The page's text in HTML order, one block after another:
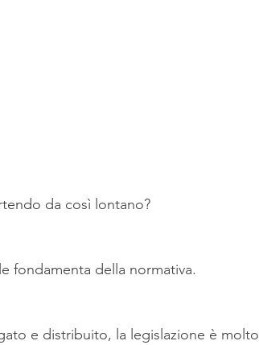
da così lontano?
fondamenta della normativa.
e distribuito, la legislazione è molto